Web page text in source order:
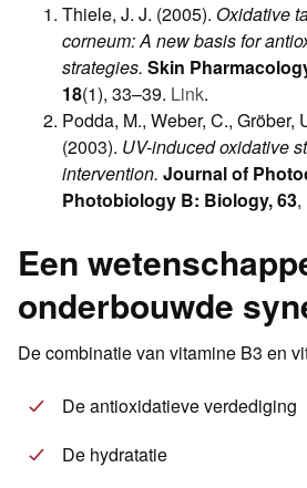
Thiele, J. J. (2005). Oxidative
corneum: A new basis for
strategies. Skin
18(1), 33–39. Link.
Podda, M., Weber, C., Gröber,
(2003). UV-induced oxidative
intervention. Journal of
Photobiology B: Biology, 63,
Een
onderbouwde
De combinatie van vitamine B3 en
De antioxidatieve verdediging
De hydratatie